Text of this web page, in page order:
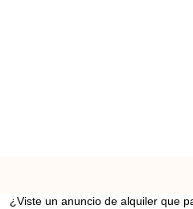
¿Viste un anuncio de alquiler que